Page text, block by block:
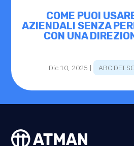
COME PUOI
AZIENDALI SENZA
CON UNA
Dic 10, 2025 | ABC DEI